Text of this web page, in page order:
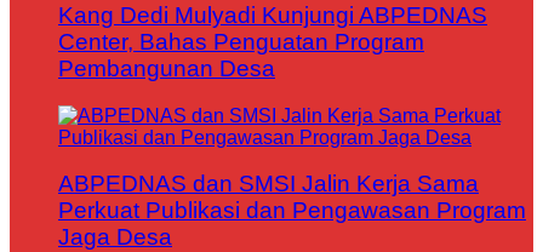
Kang Dedi Mulyadi Kunjungi ABPEDNAS
Center, Bahas Penguatan Program
Pembangunan Desa
ABPEDNAS dan SMSI Jalin Kerja Sama
Perkuat Publikasi dan Pengawasan Program
Jaga Desa